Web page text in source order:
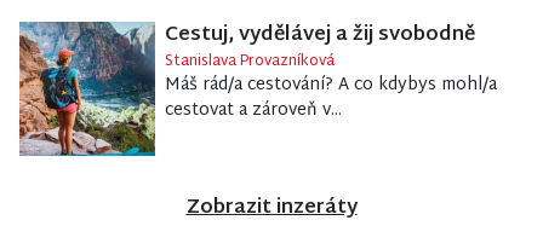
Cestuj, vydělávej a žij svobodně
Stanislava Provazníková
Máš rád/a cestování? A co kdybys mohl/a
cestovat a zároveň v...
Zobrazit inzeráty